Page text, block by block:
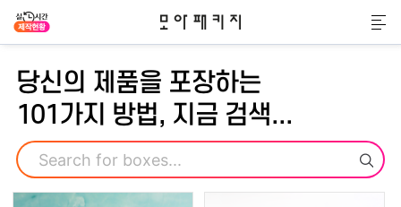
모아패키지
메
당신의 제품을 포장하는
101가지 방법, 지금 검색...
검색